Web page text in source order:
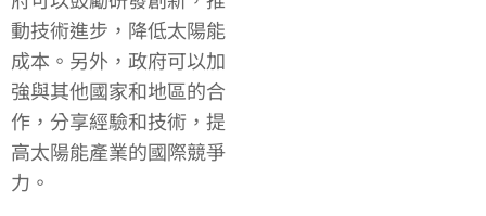
動技術進步，降低太陽能
成本。另外，政府可以加
強與其他國家和地區的合
作，分享經驗和技術，提
高太陽能產業的國際競爭
力。